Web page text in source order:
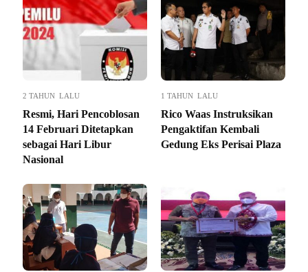
2 TAHUN LALU
Resmi, Hari Pencoblosan
14 Februari Ditetapkan
sebagai Hari Libur
Nasional
1 TAHUN LALU
Rico Waas Instruksikan
Pengaktifan Kembali
Gedung Eks Perisai Plaza